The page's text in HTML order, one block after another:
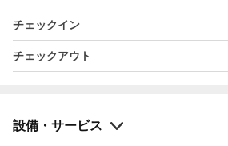
チェックイン
チェックアウト
設備・サービス